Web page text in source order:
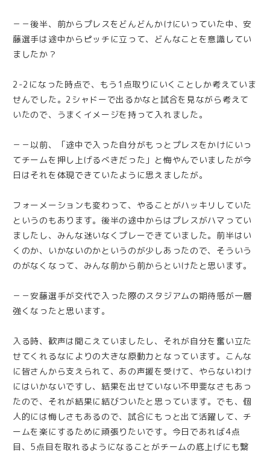
－－後半、前からプレスをどんどんかけにいっていた中、安
藤選手は途中からピッチに立って、どんなことを意識してい
ましたか？
2-2になった時点で、もう1点取りにいくことしか考えていま
せんでした。2シャドーで出るかなと試合を見ながら考えて
いたので、うまくイメージを持って入れました。
－－以前、「途中で入った自分がもっとプレスをかけにいっ
てチームを押し上げるべきだった」と悔やんでいましたが今
日はそれを体現できていたように思えましたが。
フォーメーションも変わって、やることがハッキリしていた
というのもあります。後半の途中からはプレスがハマってい
ましたし、みんな迷いなくプレーできていました。前半はい
くのか、いかないのかというのが少しあったので、そういう
のがなくなって、みんな前から前からといけたと思います。
－－安藤選手が交代で入った際のスタジアムの期待感が一層
強くなったと思います。
入る時、歓声は聞こえていましたし、それが自分を奮い立た
せてくれるなによりの大きな原動力となっています。こんな
に皆さんから支えられて、あの声援を受けて、やらないわけ
にはいかないですし、結果を出せていない不甲斐なさもあっ
たので、それが結果に結びついたと思っています。でも、個
人的には悔しさもあるので、試合にもっと出て活躍して、チ
ームを楽にするために頑張りたいです。今日であれば4点
目、5点目を取れるようになることがチームの底上げにも繋